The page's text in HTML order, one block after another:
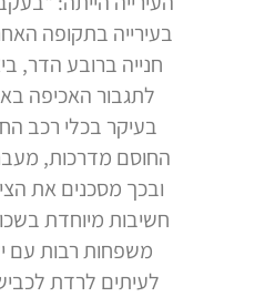
בעירייה בתקופה
חנייה ברובע הדר,
לתגבור האכיפה
בעיקר בכלי רכב
החוסם מדרכות,
ובכך מסכנים את
חשיבות מיוחדת
משפחות רבות עם
לעיתים לרדת